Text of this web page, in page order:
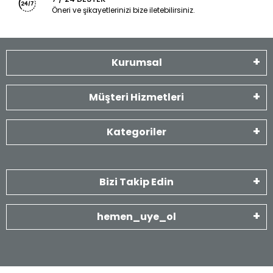
Öneri ve şikayetlerinizi bize iletebilirsiniz.
Kurumsal
Müşteri Hizmetleri
Kategoriler
Bizi Takip Edin
hemen_uye_ol